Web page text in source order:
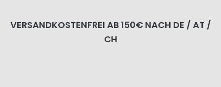
VERSANDKOSTENFREI AB 150€ NACH DE / AT /
CH